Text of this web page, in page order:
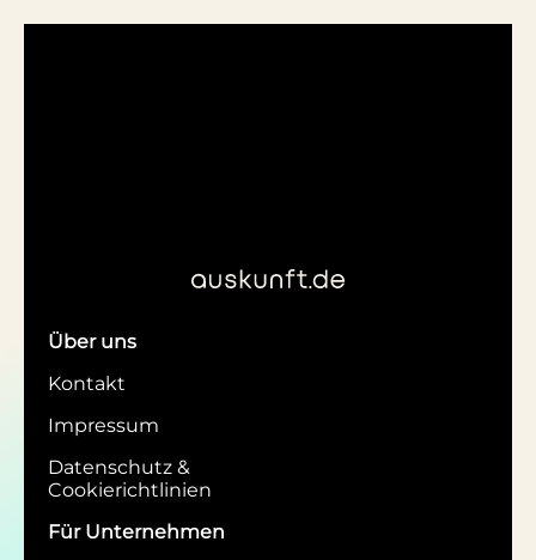
Über uns
Kontakt
Impressum
Datenschutz &
Cookierichtlinien
Für Unternehmen